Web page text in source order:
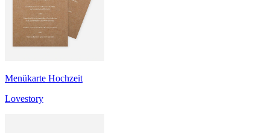
Menükarte Hochzeit
Lovestory